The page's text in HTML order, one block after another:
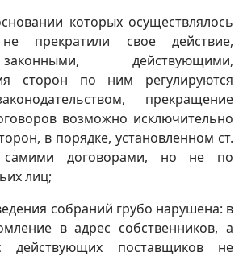
которых осуществлялось
прекратили свое действие,
действующими,
сторон по ним регулируются
прекращение
возможно исключительно
в порядке, установленном ст.
договорами, но не по
лиц;
собраний грубо нарушена: в
в адрес собственников, а
поставщиков не